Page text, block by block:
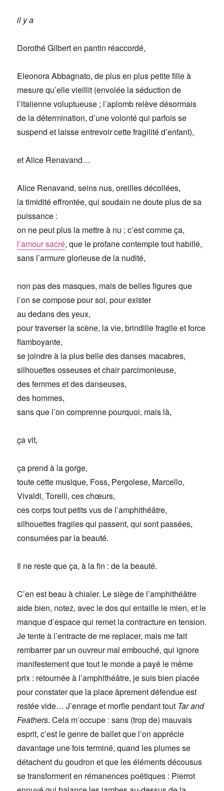
il y a
Dorothé Gilbert en pantin réaccordé,
Eleonora Abbagnato, de plus en plus petite fille à
mesure qu’elle vieillit (envolée la séduction de
l’italienne voluptueuse ; l’aplomb relève désormais
de la détermination, d’une volonté qui parfois se
suspend et laisse entrevoir cette fragilité d’enfant),
et Alice Renavand…
Alice Renavand, seins nus, oreilles décollées,
la timidité effrontée, qui soudain ne doute plus de sa
puissance :
on ne peut plus la mettre à nu ; c’est comme ça,
l’amour sacré, que le profane contemple tout habillé,
sans l’armure glorieuse de la nudité,
non pas des masques, mais de belles figures que
l’on se compose pour soi, pour exister
au dedans des yeux,
pour traverser la scène, la vie, brindille fragile et force
flamboyante,
se joindre à la plus belle des danses macabres,
silhouettes osseuses et chair parcimonieuse,
des femmes et des danseuses,
des hommes,
sans que l’on comprenne pourquoi, mais là,
ça vit,
ça prend à la gorge,
toute cette musique, Foss, Pergolese, Marcello,
Vivaldi, Torelli, ces chœurs,
ces corps tout petits vus de l’amphithéâtre,
silhouettes fragiles qui passent, qui sont passées,
consumées par la beauté.
Il ne reste que ça, à la fin : de la beauté.
C’en est beau à chialer. Le siège de l’amphithéâtre
aide bien, notez, avec le dos qui entaille le mien, et le
manque d’espace qui remet la contracture en tension.
Je tente à l’entracte de me replacer, mais me fait
rembarrer par un ouvreur mal embouché, qui ignore
manifestement que tout le monde a payé le même
prix : retournée à l’amphithéâtre, je suis bien placée
pour constater que la place âprement défendue est
restée vide… J’enrage et morfle pendant tout Tar and
Feathers. Cela m’occupe : sans (trop de) mauvais
esprit, c’est le genre de ballet que l’on apprécie
davantage une fois terminé, quand les plumes se
détachent du goudron et que les éléments décousus
se transforment en rémanences poétiques : Pierrot